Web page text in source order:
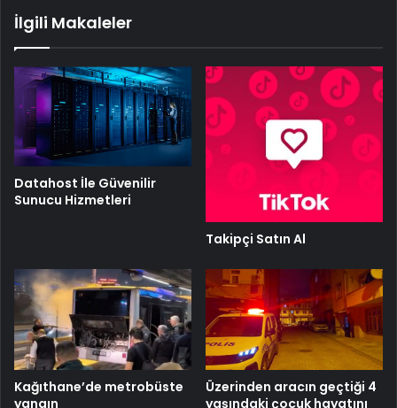
İlgili Makaleler
Datahost İle Güvenilir
Sunucu Hizmetleri
Takipçi Satın Al
Kağıthane’de metrobüste
yangın
Üzerinden aracın geçtiği 4
yaşındaki çocuk hayatını